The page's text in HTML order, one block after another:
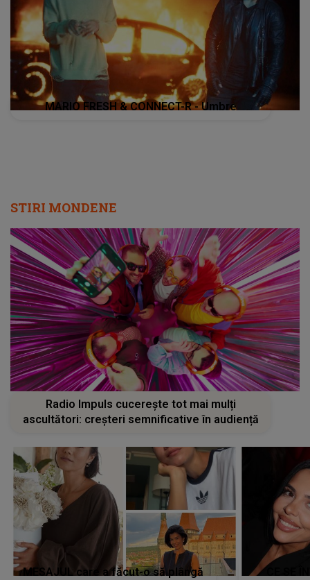
MARIO FRESH & CONNECT-R - Umbre
STIRI MONDENE
Radio Impuls cucerește tot mai mulți
ascultători: creșteri semnificative în audiență
MESAJUL care a făcut-o să plângă